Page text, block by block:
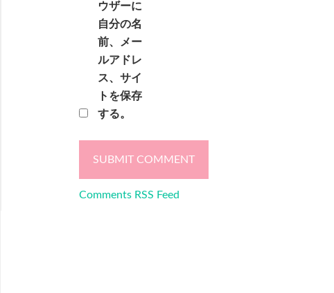
ウザーに
自分の名
前、メー
ルアドレ
ス、サイ
トを保存
する。
Comments RSS Feed